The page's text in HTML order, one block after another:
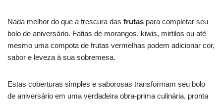
Nada melhor do que a frescura das frutas para completar seu
bolo de aniversário. Fatias de morangos, kiwis, mirtilos ou até
mesmo uma compota de frutas vermelhas podem adicionar cor,
sabor e leveza à sua sobremesa.
Estas coberturas simples e saborosas transformam seu bolo
de aniversário em uma verdadeira obra-prima culinária, pronta